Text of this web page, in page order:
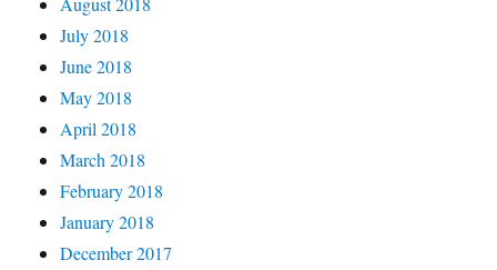
July 2018
June 2018
May 2018
April 2018
March 2018
February 2018
January 2018
December 2017